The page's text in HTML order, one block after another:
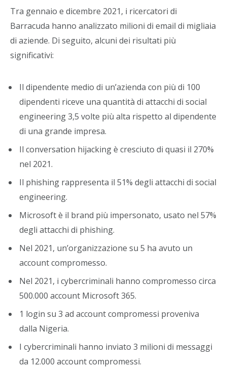
Tra gennaio e dicembre 2021, i ricercatori di
Barracuda hanno analizzato milioni di email di migliaia
di aziende. Di seguito, alcuni dei risultati più
significativi:
Il dipendente medio di un’azienda con più di 100
dipendenti riceve una quantità di attacchi di social
engineering 3,5 volte più alta rispetto al dipendente
di una grande impresa.
Il conversation hijacking è cresciuto di quasi il 270%
nel 2021.
Il phishing rappresenta il 51% degli attacchi di social
engineering.
Microsoft è il brand più impersonato, usato nel 57%
degli attacchi di phishing.
Nel 2021, un’organizzazione su 5 ha avuto un
account compromesso.
Nel 2021, i cybercriminali hanno compromesso circa
500.000 account Microsoft 365.
1 login su 3 ad account compromessi proveniva
dalla Nigeria.
I cybercriminali hanno inviato 3 milioni di messaggi
da 12.000 account compromessi.